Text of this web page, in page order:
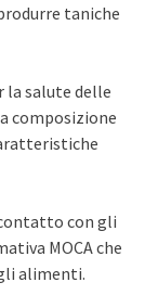
taniche
la salute delle
composizione
con gli
MOCA che
alimenti.